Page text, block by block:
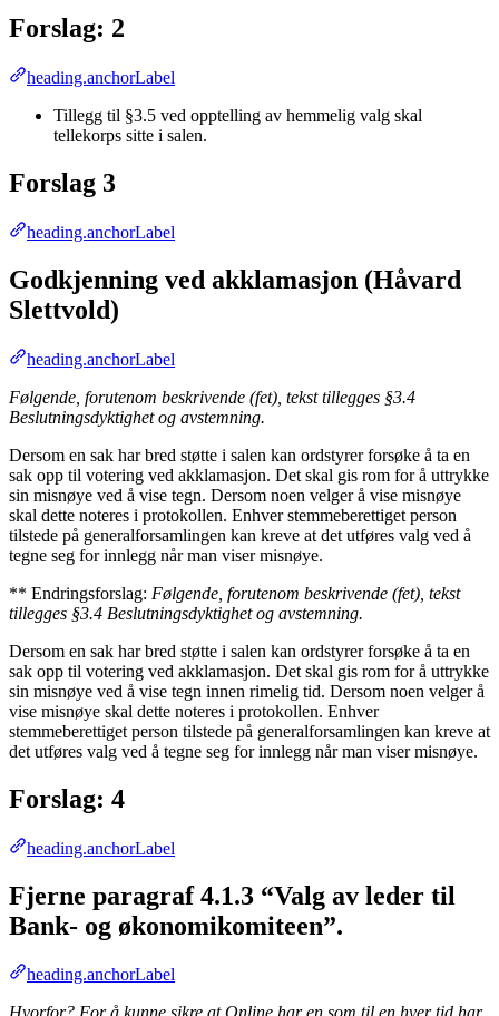
Forslag: 2
heading.anchorLabel
Tillegg til §3.5 ved opptelling av hemmelig valg skal
tellekorps sitte i salen.
Forslag 3
heading.anchorLabel
Godkjenning ved akklamasjon (Håvard
Slettvold)
heading.anchorLabel
Følgende, forutenom beskrivende (fet), tekst tillegges §3.4
Beslutningsdyktighet og avstemning.
Dersom en sak har bred støtte i salen kan ordstyrer forsøke å ta en
sak opp til votering ved akklamasjon. Det skal gis rom for å uttrykke
sin misnøye ved å vise tegn. Dersom noen velger å vise misnøye
skal dette noteres i protokollen. Enhver stemmeberettiget person
tilstede på generalforsamlingen kan kreve at det utføres valg ved å
tegne seg for innlegg når man viser misnøye.
** Endringsforslag: Følgende, forutenom beskrivende (fet), tekst
tillegges §3.4 Beslutningsdyktighet og avstemning.
Dersom en sak har bred støtte i salen kan ordstyrer forsøke å ta en
sak opp til votering ved akklamasjon. Det skal gis rom for å uttrykke
sin misnøye ved å vise tegn innen rimelig tid. Dersom noen velger å
vise misnøye skal dette noteres i protokollen. Enhver
stemmeberettiget person tilstede på generalforsamlingen kan kreve at
det utføres valg ved å tegne seg for innlegg når man viser misnøye.
Forslag: 4
heading.anchorLabel
Fjerne paragraf 4.1.3 “Valg av leder til
Bank- og økonomikomiteen”.
heading.anchorLabel